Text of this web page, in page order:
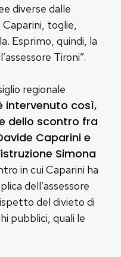
diverse dalle
toglie,
Esprimo, quindi, la
Tironi”.
regionale
intervenuto così,
dello scontro fra
Caparini e
Simona
in cui Caparini ha
dell’assessore
del divieto di
pubblici, quali le